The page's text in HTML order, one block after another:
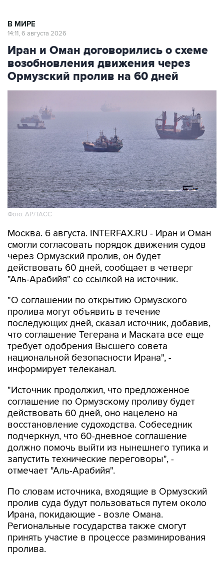
Иран и Оман договорились о схеме
возобновления движения через
Ормузский пролив на 60 дней
Фото: AP/ТАСС
Москва. 6 августа. INTERFAX.RU - Иран и Оман
через Ормузский пролив, он будет
действовать 60 дней, сообщает в четверг
"Аль-Арабийя" со ссылкой на источник.
"О соглашении по открытию Ормузского
последующих дней, сказал источник, добавив,
что соглашение Тегерана и Маската все еще
требует одобрения Высшего совета
национальной безопасности Ирана", -
информирует телеканал.
"Источник продолжил, что предложенное
действовать 60 дней, оно нацелено на
восстановление судоходства. Собеседник
подчеркнул, что 60-дневное соглашение
должно помочь выйти из нынешнего тупика и
запустить технические переговоры", -
отмечает "Аль-Арабийя".
По словам источника, входящие в Ормузский
Ирана, покидающие - возле Омана.
Региональные государства также смогут
принять участие в процессе разминирования
пролива.
Источник добавил, что США и Иран